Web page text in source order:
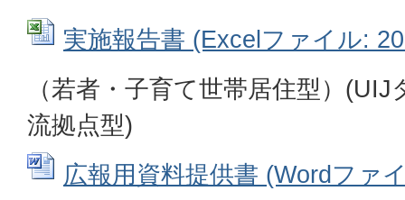
実施報告書 (Excelファイル:
（若者・子育て世帯居住型）
流拠点型)
広報用資料提供書 (Wordファ